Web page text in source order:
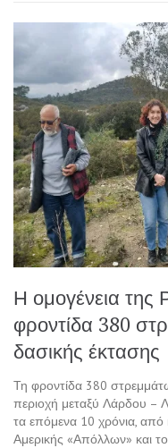
Η ομογένεια της
φροντίδα 380
δασικής έκτασης
Τη φροντίδα 380
περιοχή μεταξύ Λάρδου –
τα επόμενα 10 χρόνια,
Αμερικής «Απόλλων» και